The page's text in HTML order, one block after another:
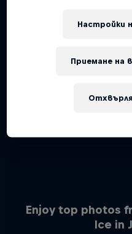
Enjoy top photos
Ice in
Настройки
Приемане на